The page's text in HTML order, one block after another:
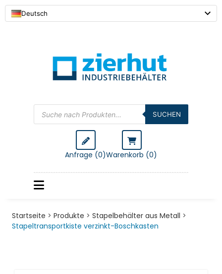
Deutsch
Products
search SUCHEN
Anfrage (0)Warenkorb (0)
Startseite > Produkte > Stapelbehälter aus Metall >
Stapeltransportkiste verzinkt-Boschkasten